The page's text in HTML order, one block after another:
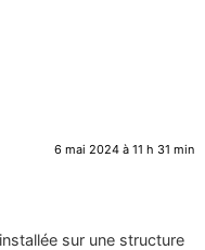
6 mai 2024 à 11 h 31 min
sur une structure